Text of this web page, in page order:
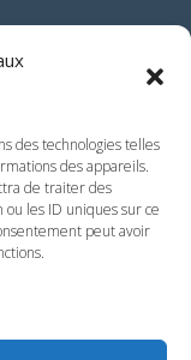
des technologies telles
des appareils.
de traiter des
les ID uniques sur ce
peut avoir
Rue de Tobago –